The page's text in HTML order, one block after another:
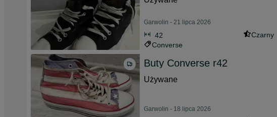
Garwolin - 21 lipca 2026
42
Czarny
Converse
Buty Converse r42
Używane
Garwolin - 18 lipca 2026